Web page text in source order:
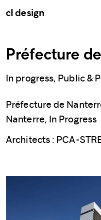
cl design
Préfecture
In progress, Public &
Préfecture de
Nanterre, In Progress
Architects : PCA-